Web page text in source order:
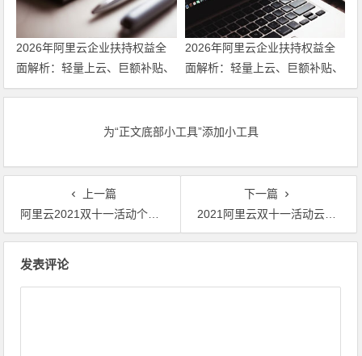
2026年阿里云企业扶持权益全
面解析：轻量上云、巨额补贴、
专家护航三箭齐发 领代金券
2026年阿里云企业扶持权益全
面解析：轻量上云、巨额补贴、
专家护航三箭齐发
为“正文底部小工具”添加小工具
上一篇
阿里云2021双十一活动个人和企业特卖云服务器配置及价格汇总
下一篇
2021阿里云双十一活动云服务器推荐，新老用户购买哪款最划算
发表评论